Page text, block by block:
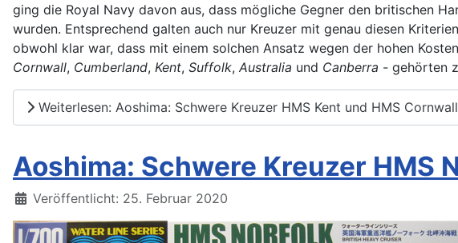
ging die Royal Navy davon aus, dass mögliche Gegner den britischen
wurden. Entsprechend galten auch nur Kreuzer mit genau diesen
obwohl klar war, dass mit einem solchen Ansatz wegen der hohen
Cornwall, Cumberland, Kent, Suffolk, Australia und Canberra - gehörten
Weiterlesen: Aoshima: Schwere Kreuzer HMS Kent und HMS
Aoshima: Schwere Kreuzer HMS
Details
Veröffentlicht: 25. Februar 2020